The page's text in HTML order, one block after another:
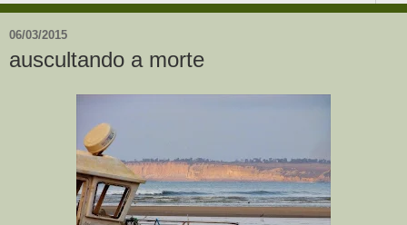
06/03/2015
auscultando a morte